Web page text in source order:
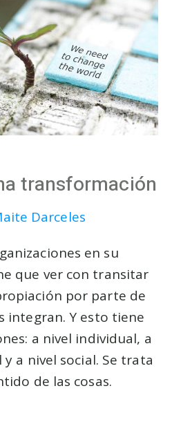
transformación
Darceles
en su
que ver con transitar
por parte de
integran. Y esto tiene
a nivel individual, a
a nivel social. Se trata
de las cosas.